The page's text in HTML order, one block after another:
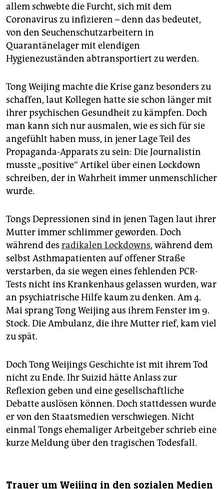
allem schwebte die Furcht, sich mit dem
Coronavirus zu infizieren – denn das bedeutet,
von den Seuchenschutzarbeitern in
Quarantänelager mit elendigen
Hygienezuständen abtransportiert zu werden.
Tong Weijing machte die Krise ganz besonders zu
schaffen, laut Kollegen hatte sie schon länger mit
ihrer psychischen Gesundheit zu kämpfen. Doch
man kann sich nur ausmalen, wie es sich für sie
angefühlt haben muss, in jener Lage Teil des
Propaganda-Apparats zu sein: Die Journalistin
musste „positive“ Artikel über einen Lockdown
schreiben, der in Wahrheit immer unmenschlicher
wurde.
Tongs Depressionen sind in jenen Tagen laut ihrer
Mutter immer schlimmer geworden. Doch
während des radikalen Lockdowns, während dem
selbst Asthmapatienten auf offener Straße
verstarben, da sie wegen eines fehlenden PCR-
Tests nicht ins Krankenhaus gelassen wurden, war
an psychiatrische Hilfe kaum zu denken. Am 4.
Mai sprang Tong Weijing aus ihrem Fenster im 9.
Stock. Die Ambulanz, die ihre Mutter rief, kam viel
zu spät.
Doch Tong Weijings Geschichte ist mit ihrem Tod
nicht zu Ende. Ihr Suizid hätte Anlass zur
Reflexion geben und eine gesellschaftliche
Debatte auslösen können. Doch stattdessen wurde
er von den Staatsmedien verschwiegen. Nicht
einmal Tongs ehemaliger Arbeitgeber schrieb eine
kurze Meldung über den tragischen Todesfall.
Trauer um Weijing in den sozialen Medien